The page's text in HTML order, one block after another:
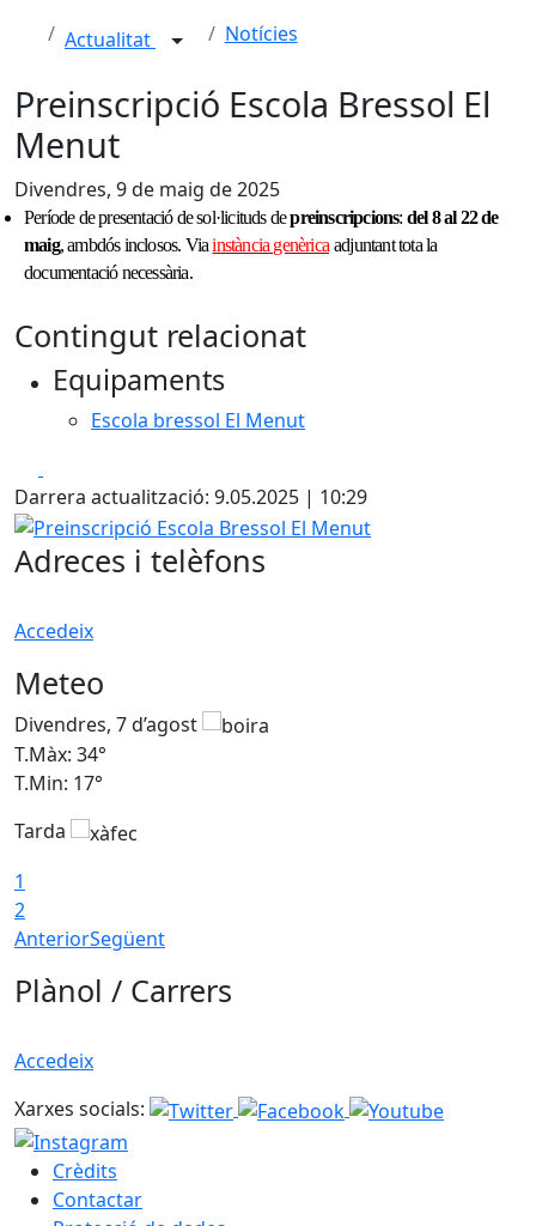
Actualitat Notícies
Preinscripció Escola Bressol El
Menut
Divendres, 9 de maig de 2025
Període de presentació de sol·licituds depreinscripcions: del 8 al 22 de
maig, ambdós inclosos. Via instància genèrica adjuntant tota la
documentació necessària.
Contingut relacionat
Equipaments
Escola bressol El Menut
Darrera actualització: 9.05.2025 | 10:29
Preinscripció Escola Bressol El Menut
Adreces i telèfons
Accedeix
Meteo
Divendres, 7 d’agost
T.Màx: 34°
T.Min: 17°
Tarda
1
2
AnteriorSegüent
Plànol / Carrers
Accedeix
Xarxes socials:
Crèdits
Contactar